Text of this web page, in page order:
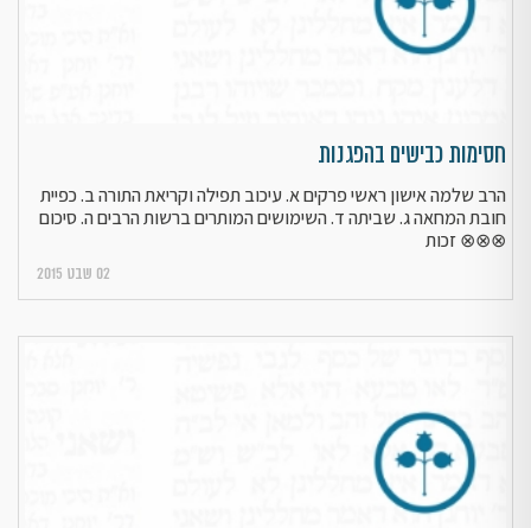
חסימות כבישים בהפגנות
הרב שלמה אישון ראשי פרקים א. עיכוב תפילה וקריאת התורה ב. כפיית
חובת המחאה ג. שביתה ד. השימושים המותרים ברשות הרבים ה. סיכום
⊗⊗⊗ זכות
02 שבט 2015